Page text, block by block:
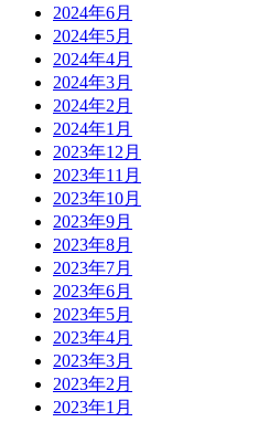
2024年6月
2024年5月
2024年4月
2024年3月
2024年2月
2024年1月
2023年12月
2023年11月
2023年10月
2023年9月
2023年8月
2023年7月
2023年6月
2023年5月
2023年4月
2023年3月
2023年2月
2023年1月